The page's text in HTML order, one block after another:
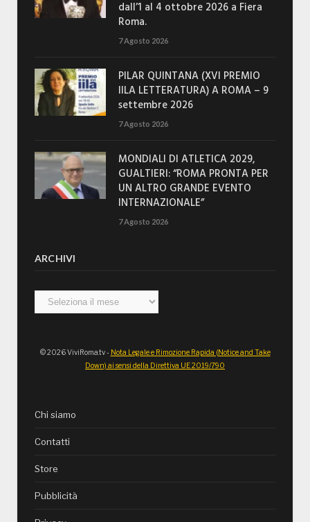
dall’1 al 4 ottobre 2026 a Fiera
Roma.
7 Agosto 2026
PILAR QUINTANA (XVI PREMIO
IILA LETTERATURA) A ROMA – 9
settembre 2026
7 Agosto 2026
MONDIALI DI ATLETICA 2029,
GUALTIERI: “ROMA PRONTA PER
UN ALTRO GRANDE EVENTO
INTERNAZIONALE”
7 Agosto 2026
ARCHIVI
Archivi
© 2026 ViviRoma.tv - Nota Legale e Rimozione Rapida (Notice and Take
Down) ai sensi della Direttiva UE 2019/790
Chi siamo
Contatti
Store
Pubblicità